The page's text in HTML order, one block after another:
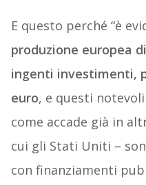
E questo perché “è
produzione europea
ingenti investimenti,
euro, e questi
come accade già in
cui gli Stati Uniti –
con finanziamenti